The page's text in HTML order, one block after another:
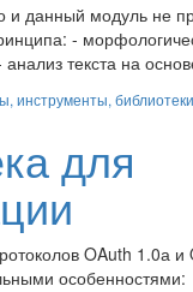
и данный модуль не
-
текста на
инструменты, библиотеки
для
OAuth 1.0а и
особенностями: